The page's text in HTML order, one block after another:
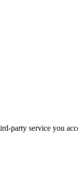
party service you